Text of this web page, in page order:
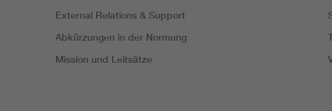
External Relations & Support
Abkürzungen in der Normung
Mission und Leitsätze